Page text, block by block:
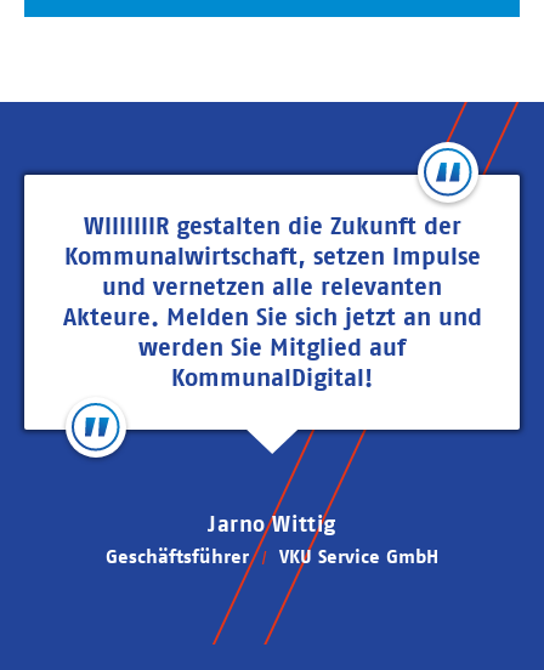
WIIIIIIIR gestalten die Zukunft der
Kommunalwirtschaft, setzen Impulse
und vernetzen alle relevanten
Akteure. Melden Sie sich jetzt an und
werden Sie Mitglied auf
KommunalDigital!
Jarno Wittig
Geschäftsführer VKU Service GmbH